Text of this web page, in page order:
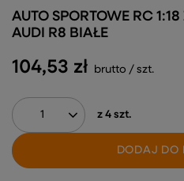
104,53 zł brutto / szt.
z 4 szt.
DODAJ DO
AUTO SPORTOWE RC
AUDI R8 BIAŁE